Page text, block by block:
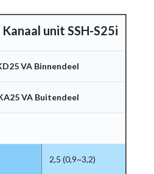
unit SSH-S25i
VA Binnendeel
VA Buitendeel
2,5 (0,9~3,2)